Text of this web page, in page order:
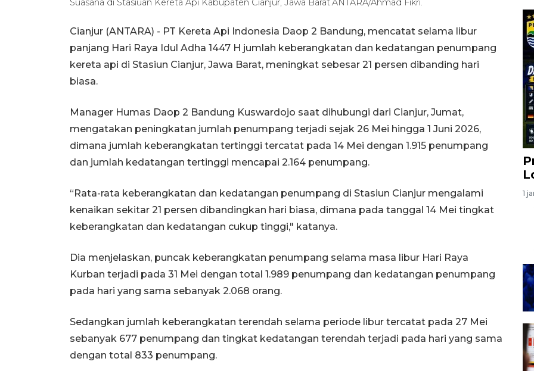
Suasana di Stasiuan Kereta Api Kabupaten Cianjur, Jawa Barat.ANTARA/Ahmad Fikri.
Cianjur (ANTARA) - PT Kereta Api Indonesia Daop 2 Bandung, mencatat selama libur
panjang Hari Raya Idul Adha 1447 H jumlah keberangkatan dan kedatangan penumpang
kereta api di Stasiun Cianjur, Jawa Barat, meningkat sebesar 21 persen dibanding hari
biasa.
Manager Humas Daop 2 Bandung Kuswardojo saat dihubungi dari Cianjur, Jumat,
mengatakan peningkatan jumlah penumpang terjadi sejak 26 Mei hingga 1 Juni 2026,
dimana jumlah keberangkatan tertinggi tercatat pada 14 Mei dengan 1.915 penumpang
dan jumlah kedatangan tertinggi mencapai 2.164 penumpang.
“Rata-rata keberangkatan dan kedatangan penumpang di Stasiun Cianjur mengalami
kenaikan sekitar 21 persen dibandingkan hari biasa, dimana pada tanggal 14 Mei tingkat
keberangkatan dan kedatangan cukup tinggi," katanya.
Dia menjelaskan, puncak keberangkatan penumpang selama masa libur Hari Raya
Kurban terjadi pada 31 Mei dengan total 1.989 penumpang dan kedatangan penumpang
pada hari yang sama sebanyak 2.068 orang.
Sedangkan jumlah keberangkatan terendah selama periode libur tercatat pada 27 Mei
sebanyak 677 penumpang dan tingkat kedatangan terendah terjadi pada hari yang sama
dengan total 833 penumpang.
1